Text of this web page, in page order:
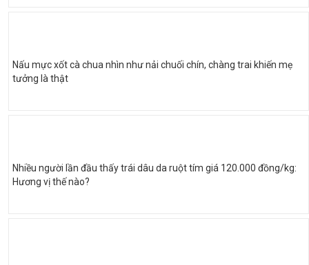
Nấu mực xốt cà chua nhìn như nải chuối chín, chàng trai khiến mẹ
tưởng là thật
Nhiều người lần đầu thấy trái dâu da ruột tím giá 120.000 đồng/kg:
Hương vị thế nào?